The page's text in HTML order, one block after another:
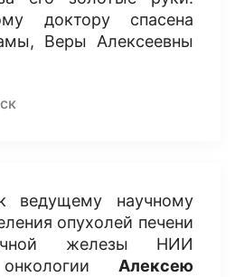
доктору спасена
Веры Алексеевны
ведущему научному
опухолей печени
железы НИИ
Алексею